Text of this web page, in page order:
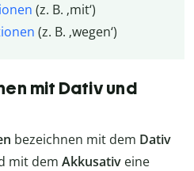
(z. B. ‚mit‘)
(z. B. ‚wegen‘)
mit Dativ und
bezeichnen mit dem Dativ
mit dem Akkusativ eine